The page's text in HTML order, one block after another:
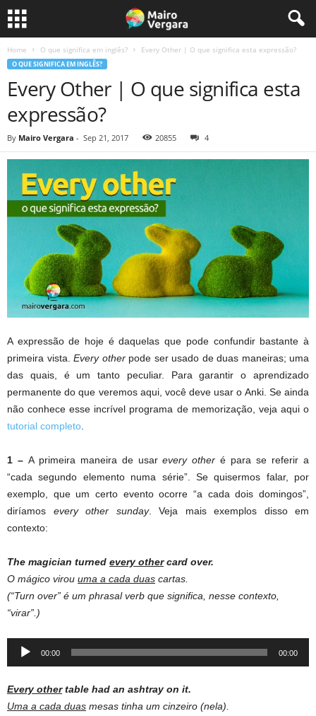
Home O que significa em inglês? Every Other | O que significa esta expressão?
O QUE SIGNIFICA EM INGLÊS?
Every Other | O que significa esta
expressão?
By Mairo Vergara - Sep 21, 2017 20855 4
A expressão de hoje é daquelas que pode confundir bastante à
primeira vista. Every otherpode ser usado de duas maneiras; uma
das quais, é um tanto peculiar. Para garantir o aprendizado
permanente do que veremos aqui, você deve usar o Anki. Se ainda
não conhece esse incrível programa de memorização, veja aqui o
tutorial completo
1 – A primeira maneira de usarevery otheré para se referir a
“cada segundo elemento numa série”. Se quisermos falar, por
exemplo, que um certo evento ocorre “a cada dois domingos”,
diríamos every other sunday. Veja mais exemplos disso em
contexto:
The magician turned every othercard over.
O mágico virou uma a cada duas cartas.
(“Turn over” é um phrasal verb que significa, nesse contexto,
“virar”.)
Audio
00:00 00:00
Every othertable had an ashtray on it.
Uma a cada duas mesas tinha um cinzeiro (nela).